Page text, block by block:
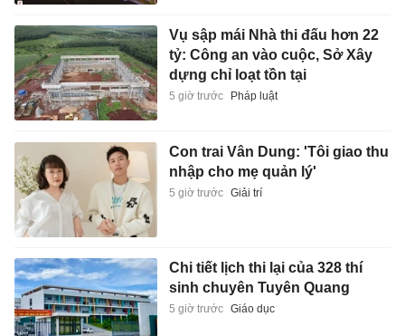
Vụ sập mái Nhà thi đấu hơn 22
tỷ: Công an vào cuộc, Sở Xây
dựng chỉ loạt tồn tại
5 giờ trước Pháp luật
Con trai Vân Dung: 'Tôi giao thu
nhập cho mẹ quản lý'
5 giờ trước Giải trí
Chi tiết lịch thi lại của 328 thí
sinh chuyên Tuyên Quang
5 giờ trước Giáo dục